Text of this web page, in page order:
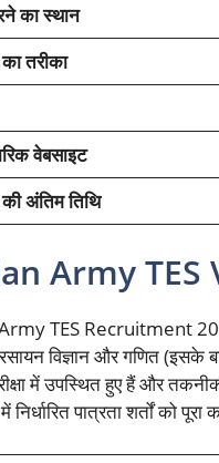
का स्थान
तरीका
वेबसाइट
अंतिम तिथि
Army TES
TES Recruitment
विज्ञान और गणित (इसके
में उपस्थित हुए हैं और
निर्धारित पात्रता शर्तों को